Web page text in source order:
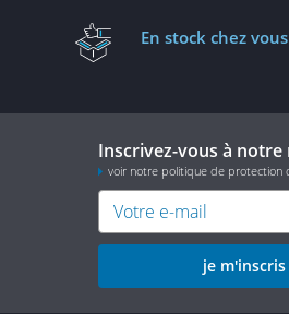
En stock chez
Inscrivez-vous à
voir notre politique de protection
je m'inscris